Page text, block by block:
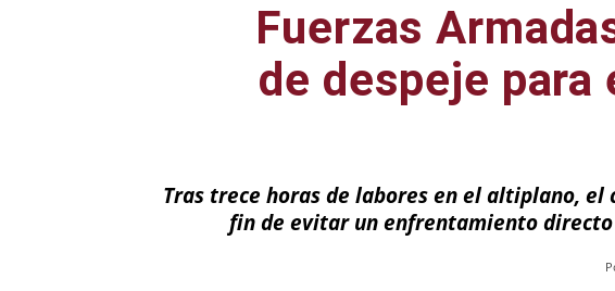
Fuerzas
de despeje para
Tras trece horas de labores en el altiplano,
fin de evitar un enfrentamiento directo